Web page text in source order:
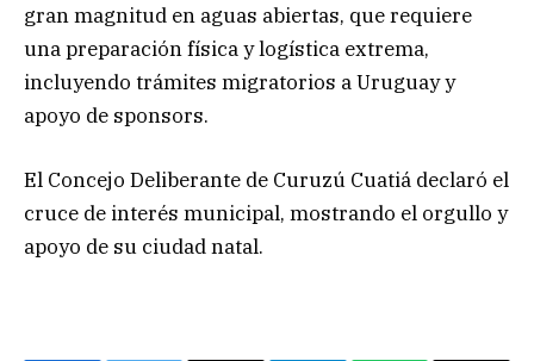
gran magnitud en aguas abiertas, que requiere
una preparación física y logística extrema,
incluyendo trámites migratorios a Uruguay y
apoyo de sponsors.
El Concejo Deliberante de Curuzú Cuatiá declaró el
cruce de interés municipal, mostrando el orgullo y
apoyo de su ciudad natal.